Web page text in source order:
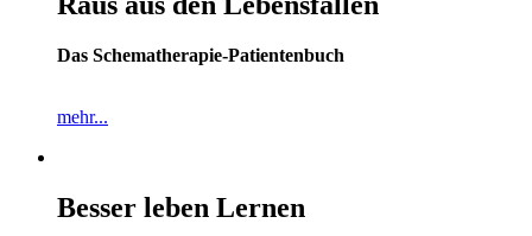
Das Schematherapie-Patientenbuch
mehr...
Besser leben Lernen